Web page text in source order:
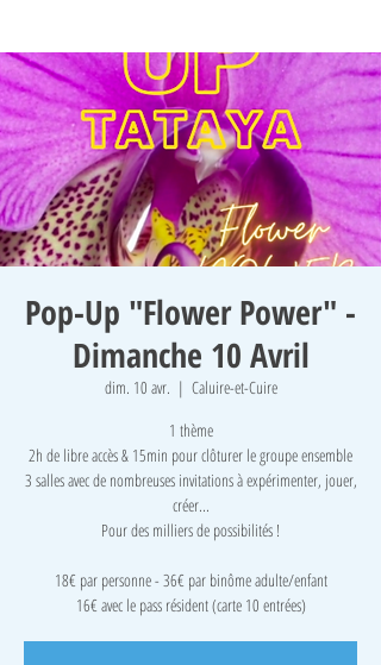
Pop-Up "Flower Power" -
Dimanche 10 Avril
dim. 10 avr.
  |
Caluire-et-Cuire
1 thème
2h de libre accès & 15min pour clôturer le groupe ensemble
3 salles avec de nombreuses invitations à expérimenter, jouer,
créer...
Pour des milliers de possibilités !
18€ par personne - 36€ par binôme adulte/enfant
16€ avec le pass résident (carte 10 entrées)